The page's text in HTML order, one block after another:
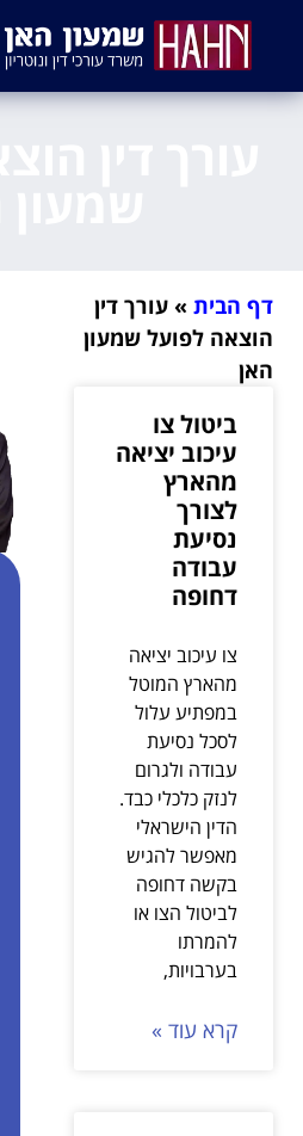
דף הבית» עורך דין
הוצאה לפועל שמעון
האן
ביטול צו
עיכוב יציאה
מהארץ
לצורך
נסיעת
עבודה
דחופה
צו עיכוב יציאה
מהארץ המוטל
במפתיע עלול
לסכל נסיעת
עבודה ולגרום
לנזק כלכלי כבד.
הדין הישראלי
מאפשר להגיש
בקשה דחופה
לביטול הצו או
להמרתו
בערבויות,
קרא עוד »